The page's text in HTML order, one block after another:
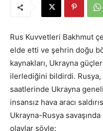
Rus Kuvvetleri Bakhmut
elde etti ve şehrin doğu
kaynakları, Ukrayna
ilerlediğini bildirdi. Rusya,
saatlerinde Ukrayna
insansız hava aracı
Ukrayna-Rusya
olaylar şöyle: